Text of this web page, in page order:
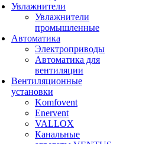
Увлажнители
Увлажнители
промышленные
Автоматика
Электроприводы
Автоматика для
вентиляции
Вентиляционные
установки
Komfovent
Enervent
VALLOX
Канальные